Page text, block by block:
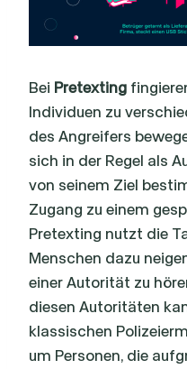
Bei Pretexting
Individuen zu
des Angreifers
sich in der Regel als
von seinem Ziel
Zugang zu einem
Pretexting nutzt die
Menschen dazu
einer Autorität zu
diesen Autoritäten
klassischen
um Personen, die